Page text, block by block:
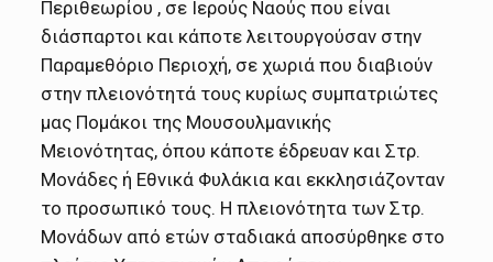
Περιθεωρίου , σε Ιερούς Ναούς που είναι
διάσπαρτοι και κάποτε λειτουργούσαν στην
Παραμεθόριο Περιοχή, σε χωριά που διαβιούν
στην πλειονότητά τους κυρίως συμπατριώτες
μας Πομάκοι της Μουσουλμανικής
Μειονότητας, όπου κάποτε έδρευαν και Στρ.
Μονάδες ή Εθνικά Φυλάκια και εκκλησιάζονταν
το προσωπικό τους. Η πλειονότητα των Στρ.
Μονάδων από ετών σταδιακά αποσύρθηκε στο